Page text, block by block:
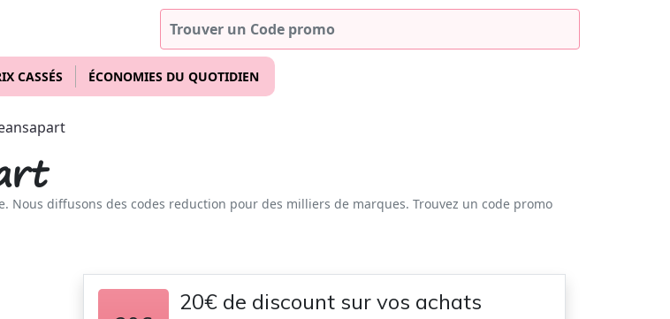
CASSÉS ÉCONOMIES DU QUOTIDIEN
Nous diffusons des codes reduction pour des milliers de marques. Trouvez un code promo
20€ de discount sur vos achats